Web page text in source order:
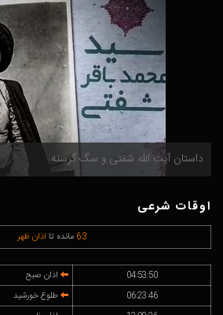
داستان آیت الله شفتی و سگ گرسنه
اوقات شرعی
6:3 مانده تا اذان ظهر
04:53:50
اذان صبح
06:23:46
طلوع خورشید